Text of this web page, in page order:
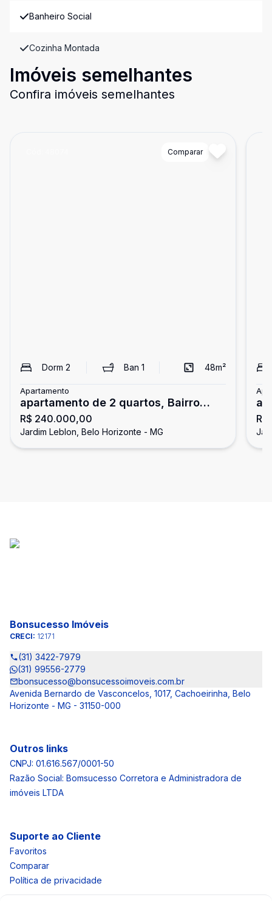
Banheiro Social
Cozinha Montada
Imóveis semelhantes
Confira imóveis semelhantes
Comparar
Dorm 2 Ban 1 48m²
Apartamento
apartamento de 2 quartos, Bairro
Jardim Leblon em Belo Horizonte
R$ 240.000,00
Jardim Leblon, Belo Horizonte - MG
Bonsucesso Imóveis
CRECI: 12171
(31) 3422-7979
(31) 99556-2779
bonsucesso@bonsucessoimoveis.com.br
Avenida Bernardo de Vasconcelos, 1017, Cachoeirinha, Belo
Horizonte - MG - 31150-000
Outros links
CNPJ: 01.616.567/0001-50
Razão Social: Bomsucesso Corretora e Administradora de
imóveis LTDA
Suporte ao Cliente
Favoritos
Comparar
Política de privacidade